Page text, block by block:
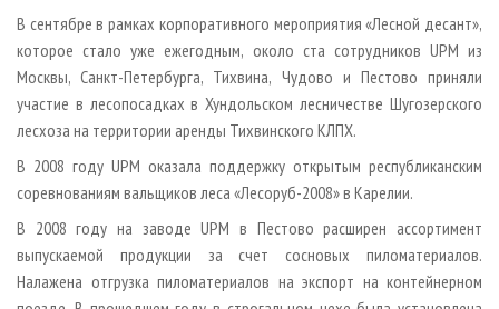
В сентябре в рамках корпоративного мероприятия «Лесной десант»,
которое стало уже ежегодным, около ста сотрудников UPM из
Москвы, Санкт-Петербурга, Тихвина, Чудово и Пестово приняли
участие в лесопосадках в Хундольском лесничестве Шугозерского
лесхоза на территории аренды Тихвинского КЛПХ.
В 2008 году UPM оказала поддержку открытым республиканским
соревнованиям вальщиков леса «Лесоруб-2008» в Карелии.
В 2008 году на заводе UPM в Пестово расширен ассортимент
выпускаемой продукции за счет сосновых пиломатериалов.
Налажена отгрузка пиломатериалов на экспорт на контейнерном